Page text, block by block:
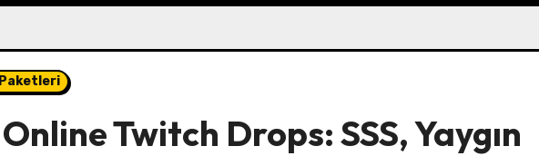
Twitch Drops: SSS, Yaygın